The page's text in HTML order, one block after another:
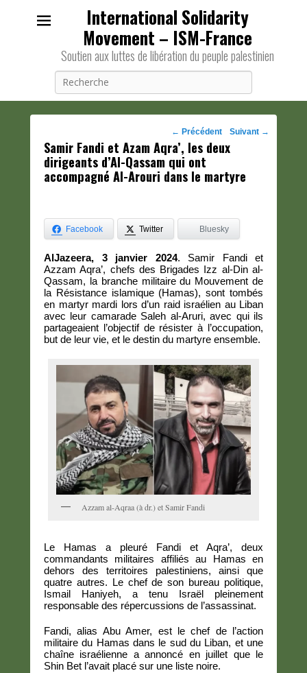
International Solidarity
Movement – ISM-France
Soutien aux luttes de libération du peuple palestinien
Navigation
des
posts
← Précédent Suivant →
Samir Fandi et Azam Aqra’, les deux
dirigeants d’Al-Qassam qui ont
accompagné Al-Arouri dans le martyre
Facebook Twitter Bluesky
AlJazeera, 3 janvier 2024. Samir Fandi et
Azzam Aqra’, chefs des Brigades Izz al-Din al-
Qassam, la branche militaire du Mouvement de
la Résistance islamique (Hamas), sont tombés
en martyr mardi lors d’un raid israélien au Liban
avec leur camarade Saleh al-Aruri, avec qui ils
partageaient l’objectif de résister à l’occupation,
but de leur vie, et le destin du martyre ensemble.
Azzam al-Aqraa (à dr.) et Samir Fandi
Le Hamas a pleuré Fandi et Aqra’, deux
commandants militaires affiliés au Hamas en
dehors des territoires palestiniens, ainsi que
quatre autres. Le chef de son bureau politique,
Ismail Haniyeh, a tenu Israël pleinement
responsable des répercussions de l’assassinat.
Fandi, alias Abu Amer, est le chef de l’action
militaire du Hamas dans le sud du Liban, et une
chaîne israélienne a annoncé en juillet que le
Shin Bet l’avait placé sur une liste noire.